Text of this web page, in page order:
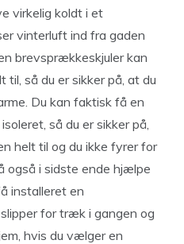
virkelig koldt i et
vinterluft ind fra gaden
brevsprækkeskjuler kan
så du er sikker på, at du
Du kan faktisk få en
så du er sikker på,
helt til og du ikke fyrer for
også i sidste ende hjælpe
installeret en
for træk i gangen og
hvis du vælger en